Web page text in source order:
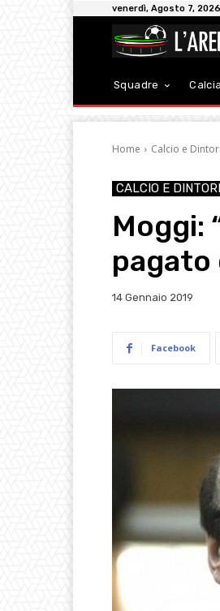
venerdì, Agosto 7, 2026
Squadre
Home Calcio e
CALCIO E
Moggi:
pagato
14 Gennaio 2019
Facebook